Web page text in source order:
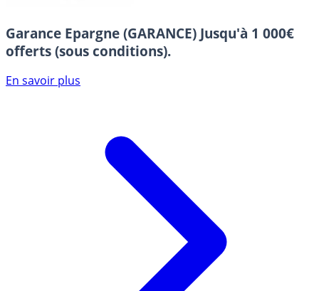
Garance Epargne (GARANCE) Jusqu'à 1 000€
offerts (sous conditions).
En savoir plus